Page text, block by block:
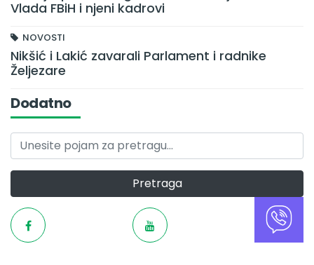
Vlada FBiH i njeni kadrovi
NOVOSTI
Nikšić i Lakić zavarali Parlament i radnike
Željezare
Dodatno
Pretraga